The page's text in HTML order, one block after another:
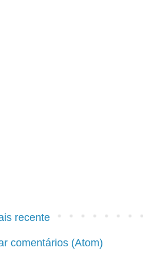
recente
comentários (Atom)